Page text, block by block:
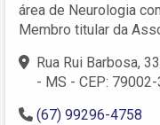
área de Neurologia
Membro titular da
Rua Rui Barbosa,
- MS - CEP:
(67) 99296-4758